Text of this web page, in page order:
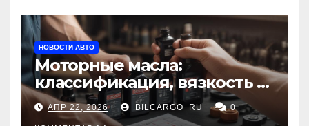
НОВОСТИ АВТО
Моторные масла:
классификация, вязкость и
рекомендации по выбору
для различных типов
АПР 22, 2026 BILCARGO_RU 0